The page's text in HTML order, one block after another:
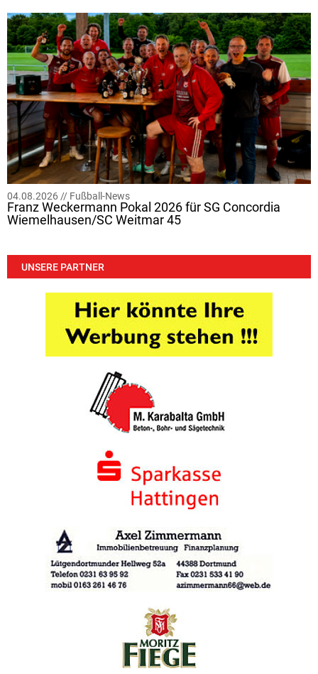
04.08.2026 // Fußball-News
Franz Weckermann Pokal 2026 für SG Concordia
Wiemelhausen/SC Weitmar 45
UNSERE PARTNER